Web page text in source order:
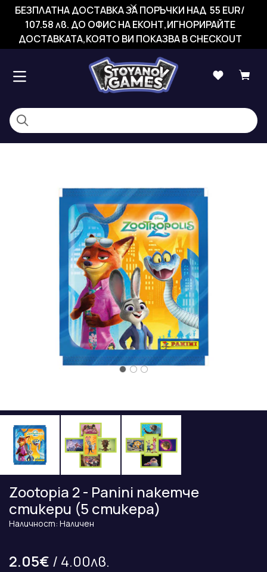
БЕЗПЛАТНА ДОСТАВКА ЗА ПОРЪЧКИ НАД 55 EUR/
107.58 лв. ДО ОФИС НА ЕКОНТ,ИГНОРИРАЙТЕ
ДОСТАВКАТА,КОЯТО ВИ ПОКАЗВА В CHECKOUT
Zootopia 2 - Panini пакетче
стикери (5 стикера)
Наличност: Наличен
2.05€ / 4.00лв.